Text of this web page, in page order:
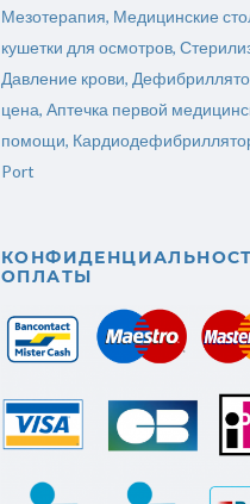
Мезотерапия, Медицинские
кушетки для осмотров,
Давление крови,
цена, Аптечка первой
помощи,
Port
ОПЛАТЫ